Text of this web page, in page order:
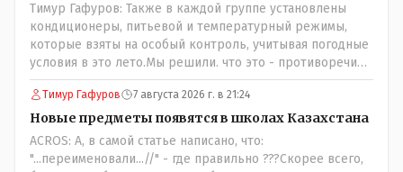
Тимур Гафуров: Также в каждой группе установлены
кондиционеры, питьевой и температурный режимы,
которые взяты на особый контроль, учитывая погодные
условия в это лето.Мы решили. что это - противоречие.
Вы считаете иначе?Ну тут противоречия нет. Этот
комментарий прозвучал на следующий день после
трагедии, то есть 29 июля, когда спешно установили и
воду, и новые кондиционеры, и впервые поставили
температурный режим на контроль. То есть первая
Тимур Гафуров 7 августа 2026 г. в 21:24
Новые предметы появятся в школах Казахстана
ACROS: А, в самой статье написано, что:
"...переименовали...//" - где правильно ???Скорее всего,